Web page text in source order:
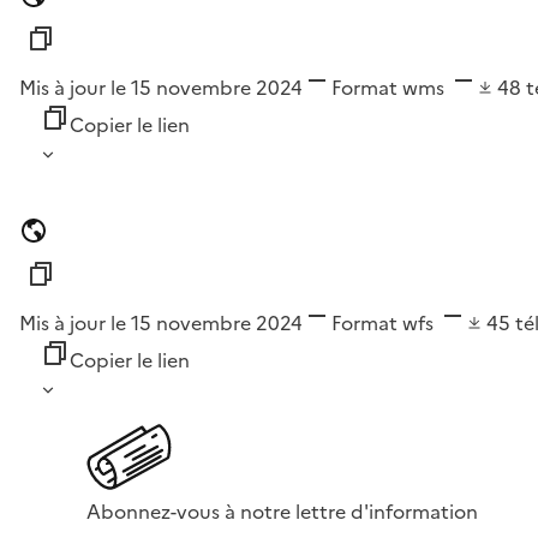
Mis à jour le 15 novembre 2024 Format wms 48
Copier le lien
Mis à jour le 15 novembre 2024 Format wfs 45
Copier le lien
Abonnez-vous à notre lettre d'information